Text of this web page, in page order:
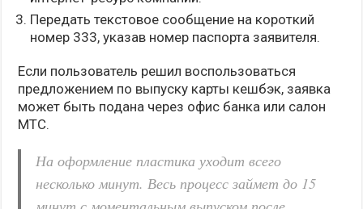
Передать текстовое сообщение на короткий
номер 333, указав номер паспорта заявителя.
Если пользователь решил воспользоваться
предложением по выпуску карты кешбэк, заявка
может быть подана через офис банка или салон
МТС.
На оформление пластика уходит всего
несколько минут. Весь процесс займет до 15